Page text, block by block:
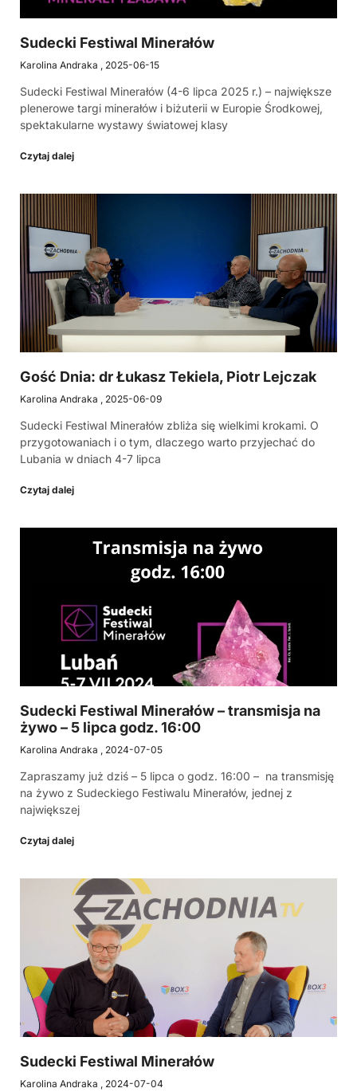
Sudecki Festiwal Minerałów
Karolina Andraka 2025-06-15
Sudecki Festiwal Minerałów (4-6 lipca 2025 r.) – największe
plenerowe targi minerałów i biżuterii w Europie Środkowej,
spektakularne wystawy światowej klasy
Czytaj dalej
Gość Dnia: dr Łukasz Tekiela, Piotr Lejczak
Karolina Andraka 2025-06-09
Sudecki Festiwal Minerałów zbliża się wielkimi krokami. O
przygotowaniach i o tym, dlaczego warto przyjechać do
Lubania w dniach 4-7 lipca
Czytaj dalej
Sudecki Festiwal Minerałów – transmisja na
żywo – 5 lipca godz. 16:00
Karolina Andraka 2024-07-05
Zapraszamy już dziś – 5 lipca o godz. 16:00 – na transmisję
na żywo z Sudeckiego Festiwalu Minerałów, jednej z
największej
Czytaj dalej
Sudecki Festiwal Minerałów
Karolina Andraka 2024-07-04